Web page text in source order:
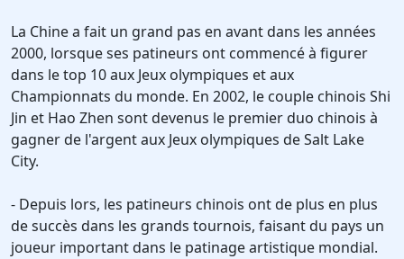
La Chine a fait un grand pas en avant dans les années
2000, lorsque ses patineurs ont commencé à figurer
dans le top 10 aux Jeux olympiques et aux
Championnats du monde. En 2002, le couple chinois Shi
Jin et Hao Zhen sont devenus le premier duo chinois à
gagner de l'argent aux Jeux olympiques de Salt Lake
City.
- Depuis lors, les patineurs chinois ont de plus en plus
de succès dans les grands tournois, faisant du pays un
joueur important dans le patinage artistique mondial.